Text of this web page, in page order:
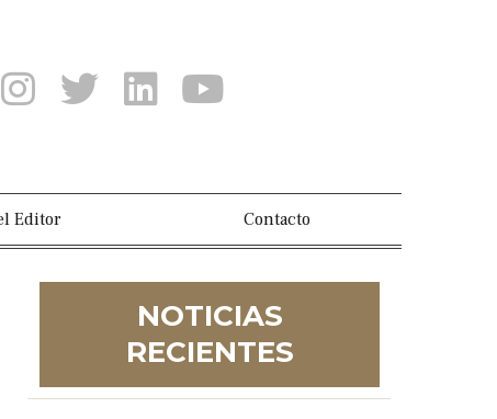
Editor Contacto
NOTICIAS
RECIENTES